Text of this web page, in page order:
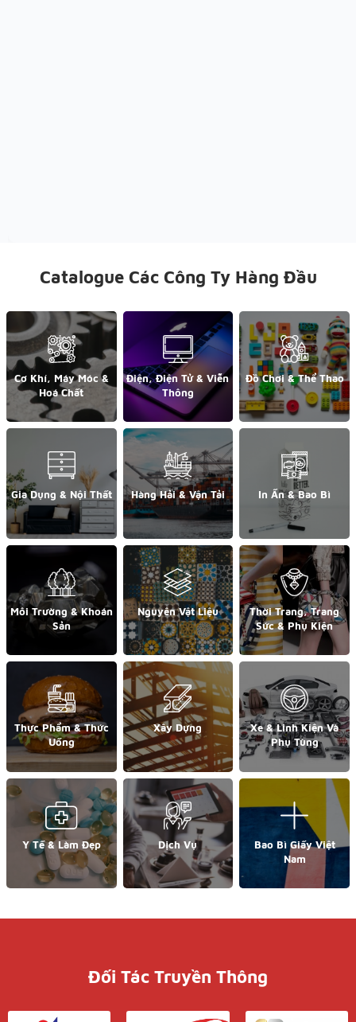
Catalogue Các Công Ty Hàng Đầu
Cơ Khí, Máy Móc &
Hoá Chất
Điện, Điện Tử & Viễn
Thông
Đồ Chơi & Thể Thao
Gia Dụng & Nội Thất Hàng Hải & Vận Tải In Ấn & Bao Bì
Môi Trường & Khoán
Sản
Nguyên Vật Liệu
Thời Trang, Trang
Sức & Phụ Kiện
Thực Phẩm & Thức
Uống
Xây Dựng
Xe & Linh Kiện Và
Phụ Tùng
Y Tế & Làm Đẹp Dịch Vụ
Bao Bì Giấy Việt
Nam
Đối Tác Truyền Thông